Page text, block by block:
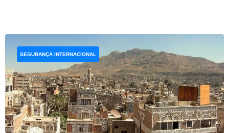
SEGURANÇA INTERNACIONAL